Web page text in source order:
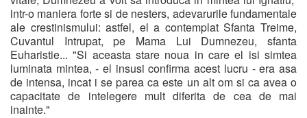
intr-o maniera forte si de nesters, adevarurile fundamentale
ale crestinismului: astfel, el a contemplat Sfanta Treime,
Cuvantul Intrupat, pe Mama Lui Dumnezeu, sfanta
Euharistie... "Si aceasta stare noua in care el isi simtea
luminata mintea, - el insusi confirma acest lucru - era asa
de intensa, incat i se parea ca este un alt om si ca avea o
capacitate de intelegere mult diferita de cea de mai
inainte."